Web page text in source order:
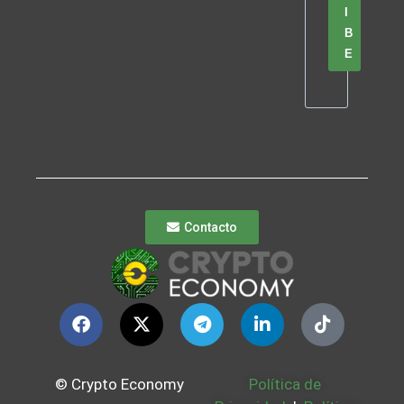
I
B
E
Contacto
© Crypto Economy
Política de